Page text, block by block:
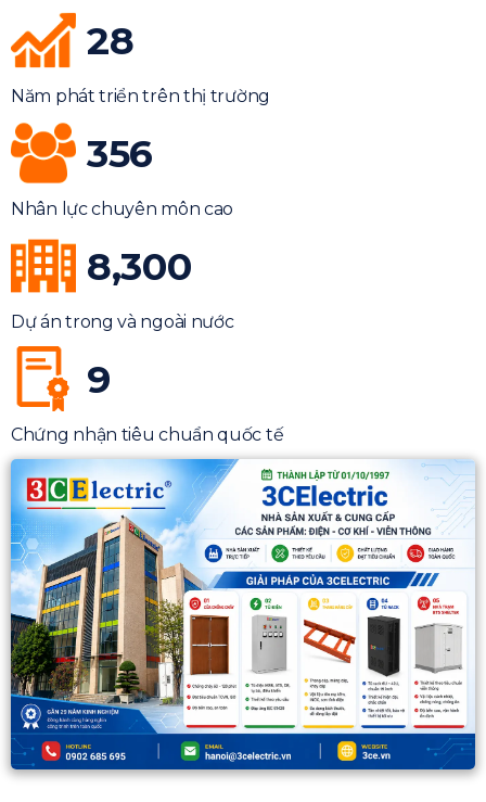
28
Năm phát triển trên thị trường
356
Nhân lực chuyên môn cao
8,300
Dự án trong và ngoài nước
9
Chứng nhận tiêu chuẩn quốc tế